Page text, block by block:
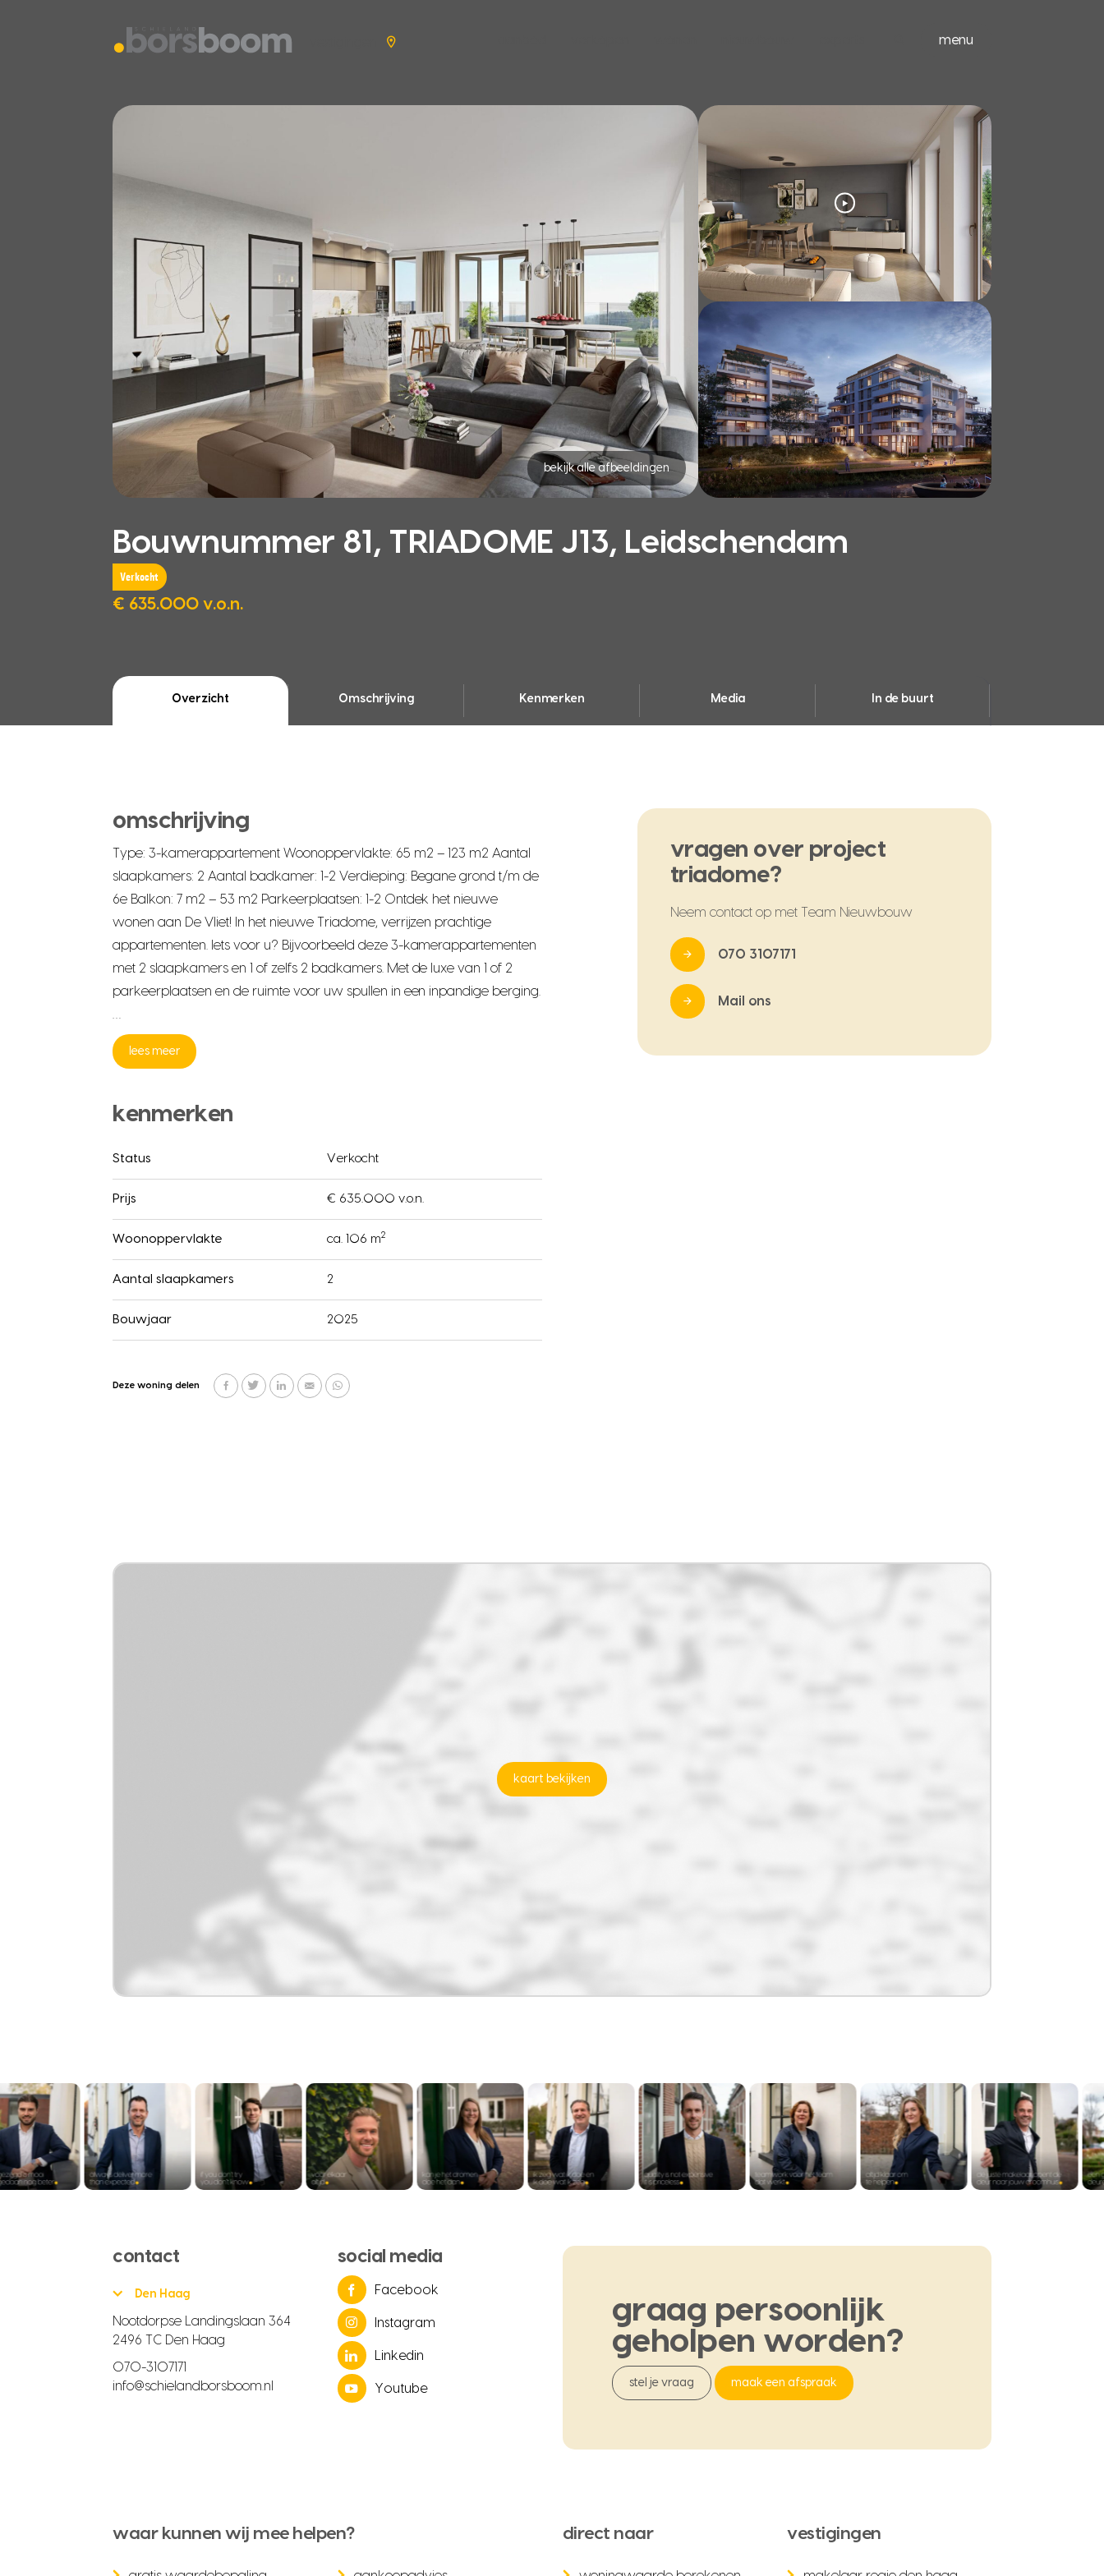
menu
bekijk alle afbeeldingen
Bouwnummer 81, TRIADOME J13, Leidschendam
Verkocht
€ 635.000 v.o.n.
Overzicht Omschrijving Kenmerken Media In de buurt
omschrijving
Type: 3-kamerappartement Woonoppervlakte: 65 m2 – 123 m2 Aantal
slaapkamers: 2 Aantal badkamer: 1-2 Verdieping: Begane grond t/m de
6e Balkon: 7 m2 – 53 m2 Parkeerplaatsen: 1-2 Ontdek het nieuwe
wonen aan De Vliet! In het nieuwe Triadome, verrijzen prachtige
appartementen. Iets voor u? Bijvoorbeeld deze 3-kamerappartementen
met 2 slaapkamers en 1 of zelfs 2 badkamers. Met de luxe van 1 of 2
parkeerplaatsen en de ruimte voor uw spullen in een inpandige berging.
lees meer
kenmerken
Status Verkocht
Prijs € 635.000 v.o.n.
Woonoppervlakte ca. 106 m2
Aantal slaapkamers 2
Bouwjaar 2025
vragen over project
triadome?
Neem contact op met Team Nieuwbouw
070 3107171
Mail ons
Deze woning delen
kaart bekijken
contact
Den Haag
Nootdorpse Landingslaan 364
2496 TC Den Haag
070-3107171
info@schielandborsboom.nl
social media
Facebook
Instagram
Linkedin
Youtube
graag persoonlijk
geholpen worden?
stel je vraag maak een afspraak
waar kunnen wij mee helpen? direct naar vestigingen